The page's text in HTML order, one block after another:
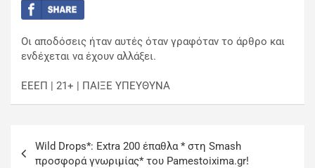
Οι αποδόσεις ήταν αυτές όταν γραφόταν το άρθρο και
ενδέχεται να έχουν αλλάξει.
ΕΕΕΠ | 21+ | ΠΑΙΞΕ ΥΠΕΥΘΥΝΑ
Wild Drops*: Extra 200 έπαθλα * στη Smash
προσφορά γνωριμίας* του Pamestoixima.gr!